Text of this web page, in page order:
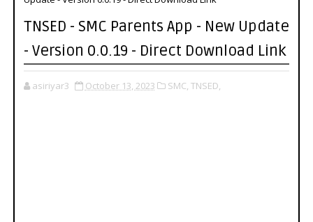
TNSED - SMC Parents App - New Update
- Version 0.0.19 - Direct Download Link
asiriyar3 October 13, 2023 SMC, TNSED,